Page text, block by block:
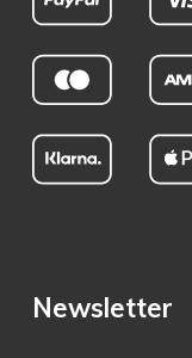
Newsletter